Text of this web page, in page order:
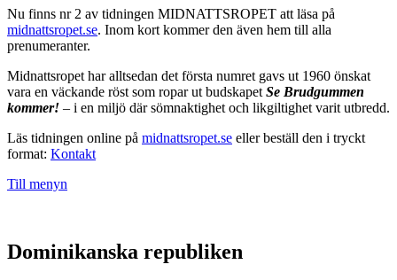
Nu finns nr 2 av tidningen MIDNATTSROPET att läsa på
midnattsropet.se. Inom kort kommer den även hem till alla
prenumeranter.
Midnattsropet har alltsedan det första numret gavs ut 1960 önskat
vara en väckande röst som ropar ut budskapet Se Brudgummen
kommer! – i en miljö där sömnaktighet och likgiltighet varit utbredd.
Läs tidningen online på midnattsropet.se eller beställ den i tryckt
format: Kontakt
Till menyn
Dominikanska republiken